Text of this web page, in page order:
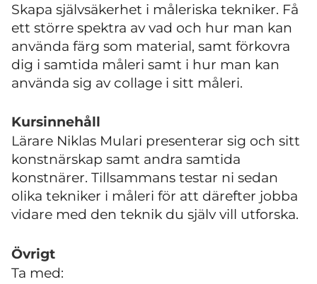
Skapa självsäkerhet i måleriska tekniker. Få
ett större spektra av vad och hur man kan
använda färg som material, samt förkovra
dig i samtida måleri samt i hur man kan
använda sig av collage i sitt måleri.
Kursinnehåll
Lärare Niklas Mulari presenterar sig och sitt
konstnärskap samt andra samtida
konstnärer. Tillsammans testar ni sedan
olika tekniker i måleri för att därefter jobba
vidare med den teknik du själv vill utforska.
Övrigt
Ta med: